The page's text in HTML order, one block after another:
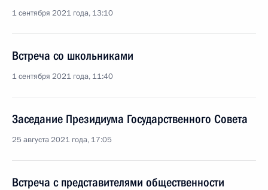
1 сентября 2021 года, 13:10
Встреча со школьниками
1 сентября 2021 года, 11:40
Заседание Президиума Государственного Совета
25 августа 2021 года, 17:05
Встреча с представителями общественности